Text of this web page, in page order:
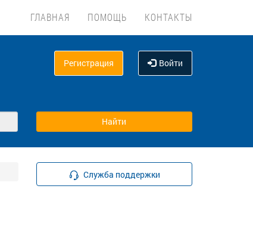
ГЛАВНАЯ ПОМОЩЬ КОНТАКТЫ
Регистрация Войти
Служба поддержки